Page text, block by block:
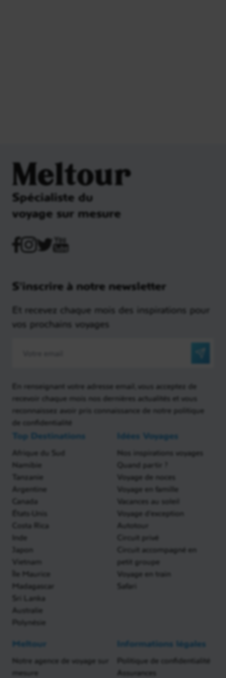
Meltour
Spécialiste du
voyage sur mesure
S'inscrire à notre newsletter
Et recevez chaque mois des inspirations pour
vos prochains voyages
En renseignant votre adresse email, vous acceptez de
recevoir chaque mois nos dernières actualités et vous
reconnaissez avoir pris connaissance de notre politique
de confidentialité
Top Destinations
Afrique du Sud
Namibie
Tanzanie
Argentine
Canada
États-Unis
Costa Rica
Inde
Japon
Vietnam
Île Maurice
Madagascar
Sri Lanka
Australie
Polynésie
Idées Voyages
Nos inspirations voyages
Quand partir ?
Voyage de noces
Voyage en famille
Vacances au soleil
Voyage d'exception
Autotour
Circuit privé
Circuit accompagné en
petit groupe
Voyage en train
Safari
Meltour
Notre agence de voyage sur
mesure
Informations légales
Politique de confidentialité
Assurances